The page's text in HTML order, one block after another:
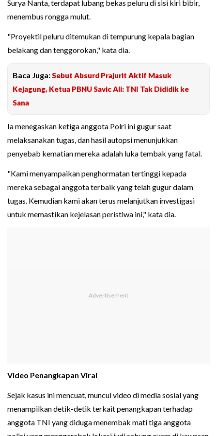
Surya Nanta, terdapat lubang bekas peluru di sisi kiri bibir,
menembus rongga mulut.
"Proyektil peluru ditemukan di tempurung kepala bagian
belakang dan tenggorokan," kata dia.
Baca Juga: Sebut Absurd Prajurit Aktif Masuk
Kejagung, Ketua PBNU Savic Ali: TNI Tak Dididik ke
Sana
Ia menegaskan ketiga anggota Polri ini gugur saat
melaksanakan tugas, dan hasil autopsi menunjukkan
penyebab kematian mereka adalah luka tembak yang fatal.
"Kami menyampaikan penghormatan tertinggi kepada
mereka sebagai anggota terbaik yang telah gugur dalam
tugas. Kemudian kami akan terus melanjutkan investigasi
untuk memastikan kejelasan peristiwa ini," kata dia.
Video Penangkapan Viral
Sejak kasus ini mencuat, muncul video di media sosial yang
menampilkan detik-detik terkait penangkapan terhadap
anggota TNI yang diduga menembak mati tiga anggota